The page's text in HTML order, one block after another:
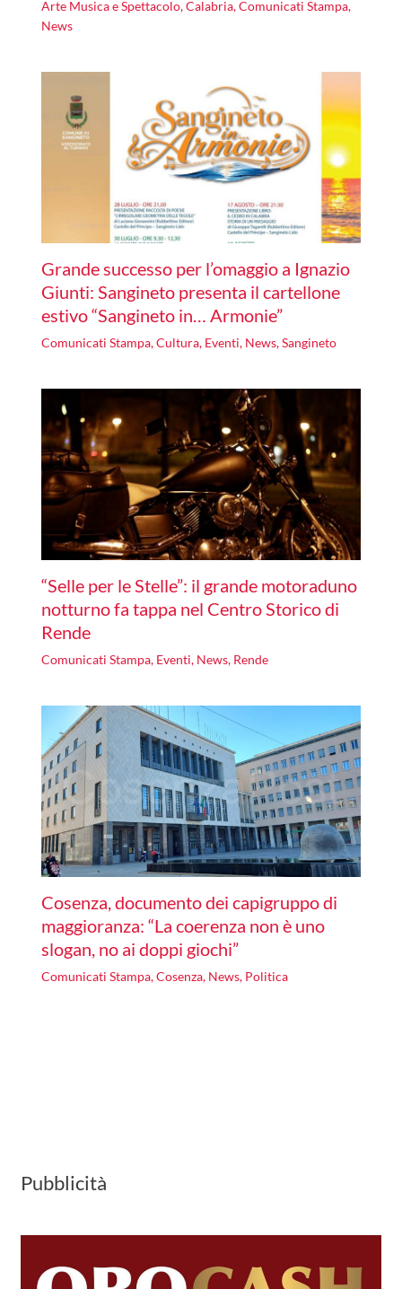
Arte Musica e Spettacolo,Calabria,Comunicati Stampa,
News
Grande successo per l’omaggio a Ignazio
Giunti: Sangineto presenta il cartellone
estivo “Sangineto in… Armonie”
Comunicati Stampa,Cultura, Eventi, News,Sangineto
“Selle per le Stelle”: il grande motoraduno
notturno fa tappa nel Centro Storico di
Rende
Comunicati Stampa, Eventi, News, Rende
Cosenza, documento dei capigruppo di
maggioranza: “La coerenza non è uno
slogan, no ai doppi giochi”
Comunicati Stampa,Cosenza, News, Politica
Pubblicità